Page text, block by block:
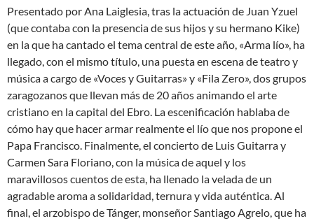
Presentado por Ana Laiglesia, tras la actuación de Juan Yzuel
(que contaba con la presencia de sus hijos y su hermano Kike)
en la que ha cantado el tema central de este año, «Arma lío», ha
llegado, con el mismo título, una puesta en escena de teatro y
música a cargo de «Voces y Guitarras» y «Fila Zero», dos grupos
zaragozanos que llevan más de 20 años animando el arte
cristiano en la capital del Ebro. La escenificación hablaba de
cómo hay que hacer armar realmente el lío que nos propone el
Papa Francisco. Finalmente, el concierto de Luis Guitarra y
Carmen Sara Floriano, con la música de aquel y los
maravillosos cuentos de esta, ha llenado la velada de un
agradable aroma a solidaridad, ternura y vida auténtica. Al
final, el arzobispo de Tánger, monseñor Santiago Agrelo, que ha